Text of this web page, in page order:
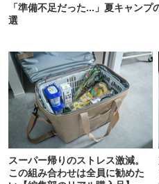
「準備不足だった…」夏キャンプ
選
スーパー帰りのストレス激減。
この組み合わせは全員に勧めた